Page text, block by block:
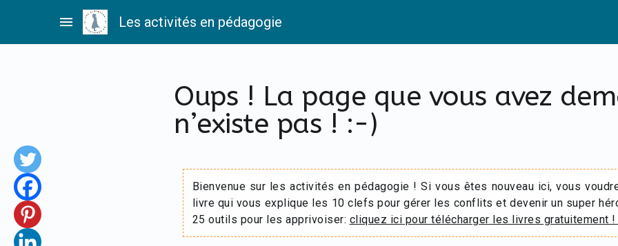
menu Les activités en pédagogie
Oups ! La page que vous avez
n’existe pas ! :-)
Bienvenue sur les activités en pédagogie ! Si vous êtes nouveau ici, vous
livre qui vous explique les 10 clefs pour gérer les conflits et devenir un super
25 outils pour les apprivoiser: cliquez ici pour télécharger les livres gratuitement !